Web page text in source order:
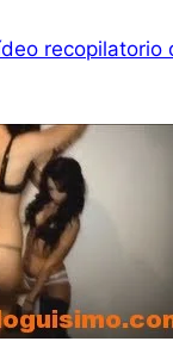
recopilatorio